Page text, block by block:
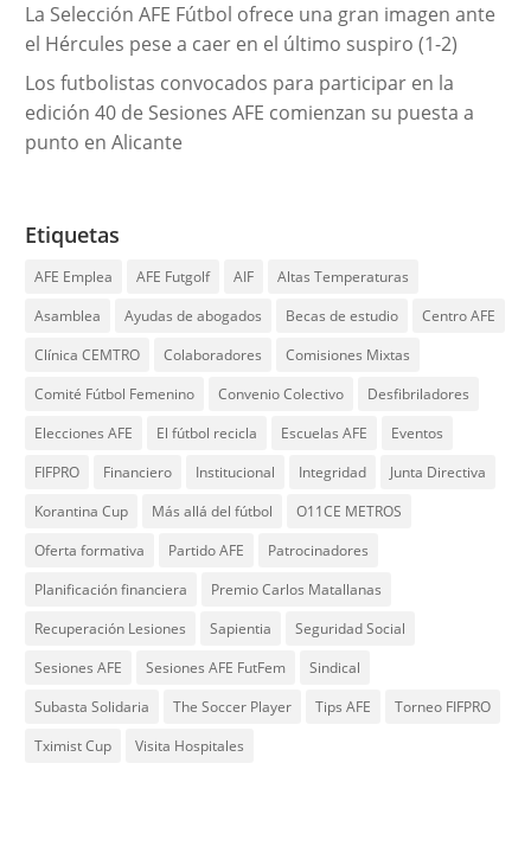
La Selección AFE Fútbol ofrece una gran imagen ante
el Hércules pese a caer en el último suspiro (1-2)
Los futbolistas convocados para participar en la
edición 40 de Sesiones AFE comienzan su puesta a
punto en Alicante
Etiquetas
AFE Emplea AFE Futgolf AIF
Altas Temperaturas
Asamblea
Ayudas de abogados Becas de estudio
Centro AFE
Clínica CEMTRO
Colaboradores
Comisiones Mixtas
Comité Fútbol Femenino
Convenio Colectivo
Desfibriladores
Elecciones AFE
El fútbol recicla Escuelas AFE
Eventos
FIFPRO
Financiero Institucional Integridad
Junta Directiva
Korantina Cup
Más allá del fútbol
O11CE METROS
Oferta formativa
Partido AFE
Patrocinadores
Planificación financiera
Premio Carlos Matallanas
Recuperación Lesiones
Sapientia
Seguridad Social
Sesiones AFE
Sesiones AFE FutFem
Sindical
Subasta Solidaria
The Soccer Player Tips AFE
Torneo FIFPRO
Tximist Cup
Visita Hospitales